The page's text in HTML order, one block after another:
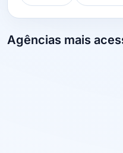
Agências mais